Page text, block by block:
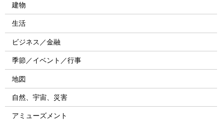
建物
生活
ビジネス／金融
季節／イベント／行事
地図
自然、宇宙、災害
アミューズメント